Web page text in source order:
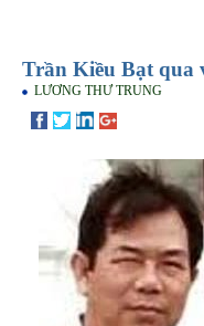
Trần Kiều Bạt qua
LƯƠNG THƯ TRUNG